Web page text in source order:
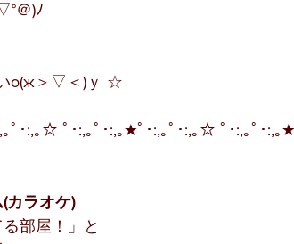
＠)ﾉ
о(ж＞▽＜)ｙ ☆
ﾟ･:,｡☆ ﾟ･:,｡ﾟ･:,｡★ﾟ･:,｡ﾟ･:,｡☆ ﾟ･:,｡ﾟ･:,｡
カラオケ)
部屋！」と